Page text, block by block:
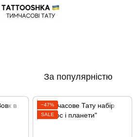
За популярністю
−47%
SALE